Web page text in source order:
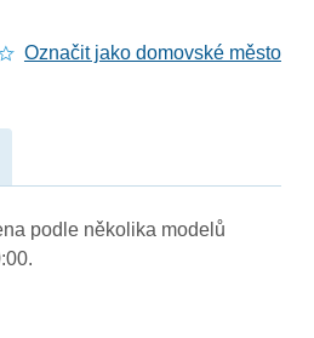
Označit jako domovské město
podle několika modelů